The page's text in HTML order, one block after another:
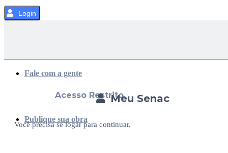
Fale com a gente
Publique sua obra
Login
Meu Senac
Acesso Restrito
Você precisa se logar para continuar.